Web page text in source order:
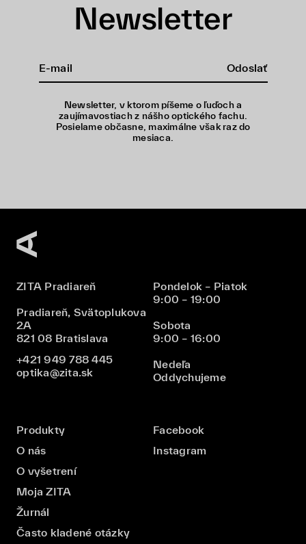
Newsletter
Odoslať
Newsletter, v ktorom píšeme o ľuďoch a
zaujímavostiach z nášho optického fachu.
Posielame občasne, maximálne však raz do
mesiaca.
ZITA Pradiareň
Pradiareň, Svätoplukova
2A
821 08 Bratislava
+421 949 788 445
optika@zita.sk
Pondelok – Piatok
9:00 – 19:00
Sobota
9:00 – 16:00
Nedeľa
Oddychujeme
Produkty
O nás
O vyšetrení
Moja ZITA
Žurnál
Často kladené otázky
Facebook
Instagram